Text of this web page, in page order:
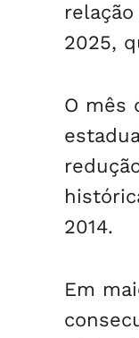
2025,
O mês
2014.
Em